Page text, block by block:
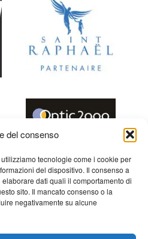
del consenso
tecnologie come i cookie per
del dispositivo. Il consenso a
dati quali il comportamento di
sito. Il mancato consenso o la
negativamente su alcune